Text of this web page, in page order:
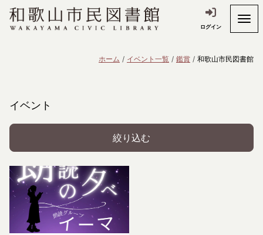
ログイン
ホーム イベント一覧 鑑賞 和歌山市民図書館
イベント
絞り込む